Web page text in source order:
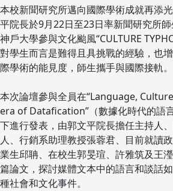
本校新聞研究所邁向國際學術成就再添
平院長於9月22日至23日率新聞研究所
神戶大學參與文化颱風“CULTURE
對學生而言是難得且具挑戰的經驗，也
際學術的能見度，師生攜手與國際接軌。
本次論壇參與全員在“Language,
era of Datafication”（數據化時代的語
下進行發表，由郭文平院長擔任主持人
人、行銷系助理教授張蓉君、目前就讀
業生邱聃、在校生郭旻瑄、許雅筑及王
篇論文，探討媒體文本中的語言和談話
種社會和文化事件。